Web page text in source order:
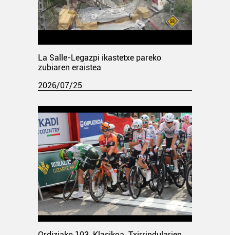
La Salle-Legazpi ikastetxe pareko
zubiaren eraistea
2026/07/25